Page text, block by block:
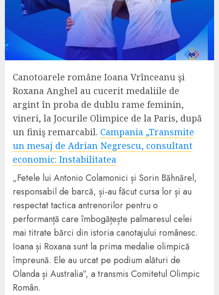
Canotoarele române Ioana Vrînceanu şi
Roxana Anghel au cucerit medaliile de
argint în proba de dublu rame feminin,
vineri, la Jocurile Olimpice de la Paris, după
un finiş remarcabil. Campania „Transmite
un mesaj de Adrian Negrescu, consultant
economic: Instabilitatea
„Fetele lui Antonio Colamonici și Sorin Băhnărel,
responsabil de barcă, și-au făcut cursa lor și au
respectat tactica antrenorilor pentru o
performanță care îmbogățește palmaresul celei
mai titrate bărci din istoria canotajului românesc.
Ioana și Roxana sunt la prima medalie olimpică
împreună. Ele au urcat pe podium alături de
Olanda și Australia”, a transmis Comitetul Olimpic
Român.